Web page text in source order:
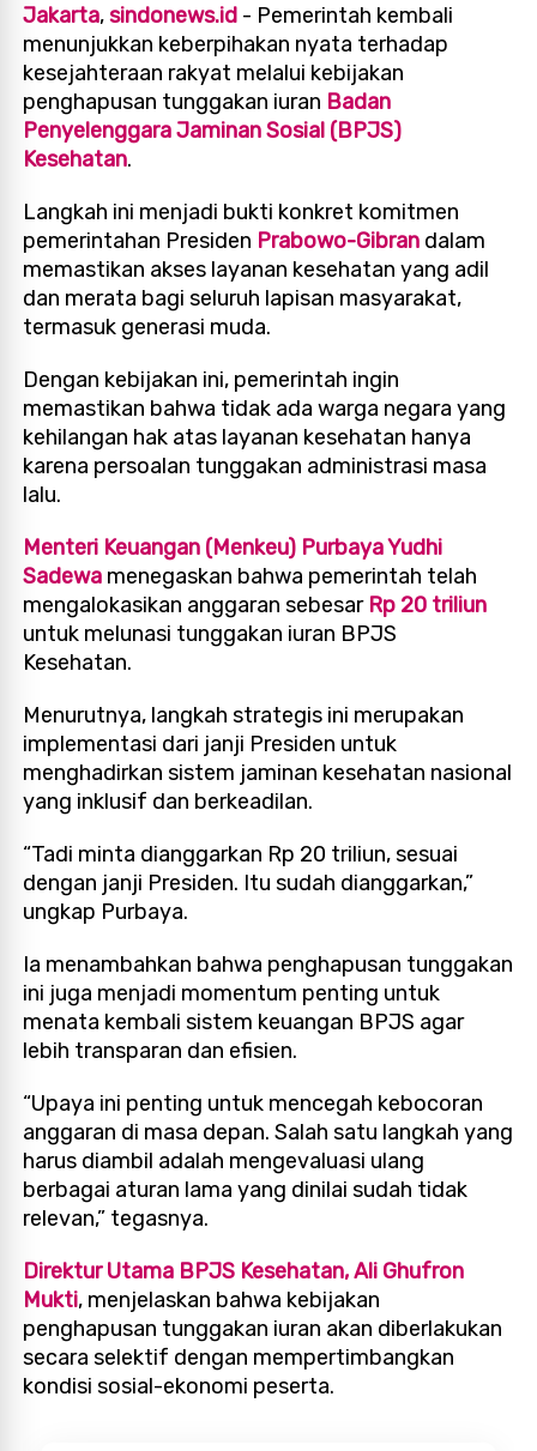
Jakarta,sindonews.id - Pemerintah kembali
menunjukkan keberpihakan nyata terhadap
kesejahteraan rakyat melalui kebijakan
penghapusan tunggakan iuran Badan
Penyelenggara Jaminan Sosial (BPJS)
Kesehatan.
Langkah ini menjadi bukti konkret komitmen
pemerintahan Presiden Prabowo-Gibran dalam
memastikan akses layanan kesehatan yang adil
dan merata bagi seluruh lapisan masyarakat,
termasuk generasi muda.
Dengan kebijakan ini, pemerintah ingin
memastikan bahwa tidak ada warga negara yang
kehilangan hak atas layanan kesehatan hanya
karena persoalan tunggakan administrasi masa
lalu.
Menteri Keuangan (Menkeu) Purbaya Yudhi
Sadewa menegaskan bahwa pemerintah telah
mengalokasikan anggaran sebesar Rp 20 triliun
untuk melunasi tunggakan iuran BPJS
Kesehatan.
Menurutnya, langkah strategis ini merupakan
implementasi dari janji Presiden untuk
menghadirkan sistem jaminan kesehatan nasional
yang inklusif dan berkeadilan.
“Tadi minta dianggarkan Rp 20 triliun, sesuai
dengan janji Presiden. Itu sudah dianggarkan,”
ungkap Purbaya.
Ia menambahkan bahwa penghapusan tunggakan
ini juga menjadi momentum penting untuk
menata kembali sistem keuangan BPJS agar
lebih transparan dan efisien.
“Upaya ini penting untuk mencegah kebocoran
anggaran di masa depan. Salah satu langkah yang
harus diambil adalah mengevaluasi ulang
berbagai aturan lama yang dinilai sudah tidak
relevan,” tegasnya.
Direktur Utama BPJS Kesehatan, Ali Ghufron
Mukti, menjelaskan bahwa kebijakan
penghapusan tunggakan iuran akan diberlakukan
secara selektif dengan mempertimbangkan
kondisi sosial-ekonomi peserta.